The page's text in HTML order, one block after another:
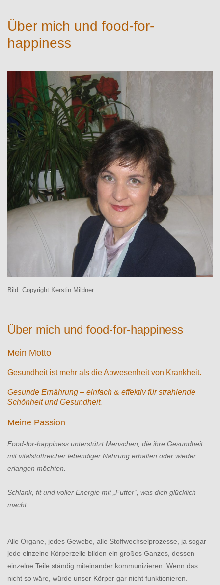
Über mich und food-for-
happiness
Bild: Copyright Kerstin Mildner
Über mich und food-for-happiness
Mein Motto
Gesundheit ist mehr als die Abwesenheit von Krankheit.
Gesunde Ernährung – einfach & effektiv für strahlende
Schönheit und Gesundheit.
Meine Passion
Food-for-happiness unterstützt Menschen, die ihre Gesundheit
mit vitalstoffreicher lebendiger Nahrung erhalten oder wieder
erlangen möchten.
Schlank, fit und voller Energie mit „Futter“, was dich glücklich
macht.
Alle Organe, jedes Gewebe, alle Stoffwechselprozesse, ja sogar
jede einzelne Körperzelle bilden ein großes Ganzes, dessen
einzelne Teile ständig miteinander kommunizieren. Wenn das
nicht so wäre, würde unser Körper gar nicht funktionieren.